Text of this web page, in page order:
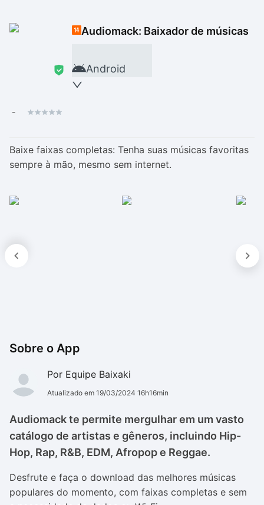
Audiomack: Baixador de músicas
Android
-
Baixe faixas completas: Tenha suas músicas favoritas
sempre à mão, mesmo sem internet.
Sobre o App
Por Equipe Baixaki
Atualizado em 19/03/2024 16h16min
Audiomack te permite mergulhar em um vasto
catálogo de artistas e gêneros, incluindo Hip-
Hop, Rap, R&B, EDM, Afropop e Reggae.
Desfrute e faça o download das melhores músicas
populares do momento, com faixas completas e sem